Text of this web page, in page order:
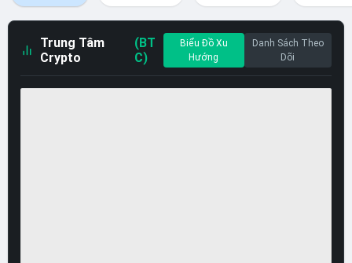
Trung Tâm
Crypto
(BT
C)
Biểu Đồ Xu
Hướng
Danh Sách Theo
Dõi